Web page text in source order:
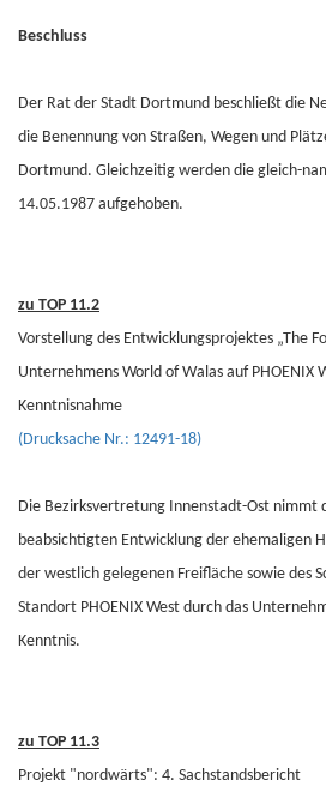
Beschluss
Der Rat der Stadt Dortmund beschließt die
die Benennung von Straßen, Wegen und
Dortmund. Gleichzeitig werden die gleich-
14.05.1987 aufgehoben.
zu TOP 11.2
Vorstellung des Entwicklungsprojektes „The
Unternehmens World of Walas auf PHOENIX
Kenntnisnahme
(Drucksache Nr.: 12491-18)
Die Bezirksvertretung Innenstadt-Ost nimmt
beabsichtigten Entwicklung der ehemaligen
der westlich gelegenen Freifläche sowie des
Standort PHOENIX West durch das
Kenntnis.
zu TOP 11.3
Projekt "nordwärts": 4. Sachstandsbericht